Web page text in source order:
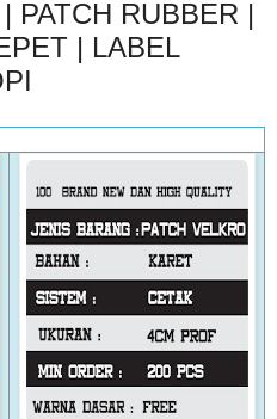
PATCH RUBBER |
| LABEL